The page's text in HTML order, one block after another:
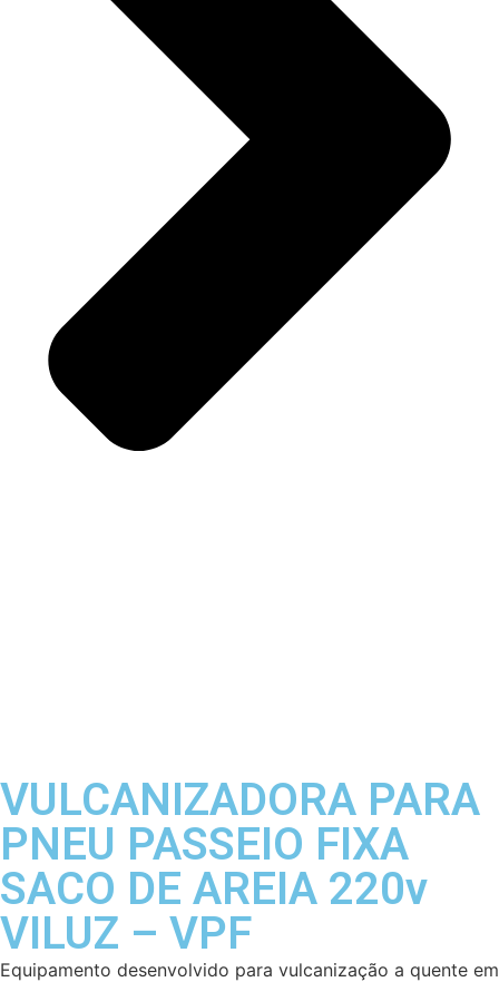
VULCANIZADORA PARA
PNEU PASSEIO FIXA
SACO DE AREIA 220v
VILUZ – VPF
Equipamento desenvolvido para vulcanização a quente em